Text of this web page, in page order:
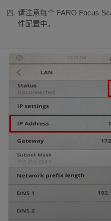
请注意每个 FARO Focus
件配置中。